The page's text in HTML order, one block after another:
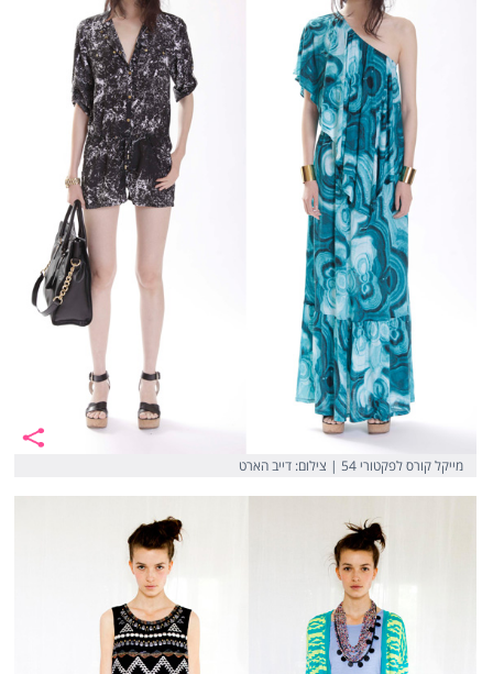
מייקל קורס לפקטורי 54 | צילום:‎ ‎דייב הארט